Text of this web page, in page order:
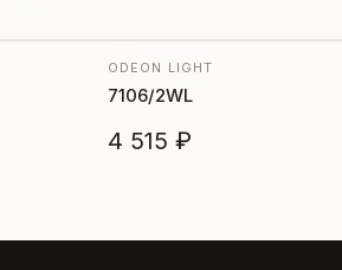
ODEON LIGHT
7106/2WL
4 515 ₽